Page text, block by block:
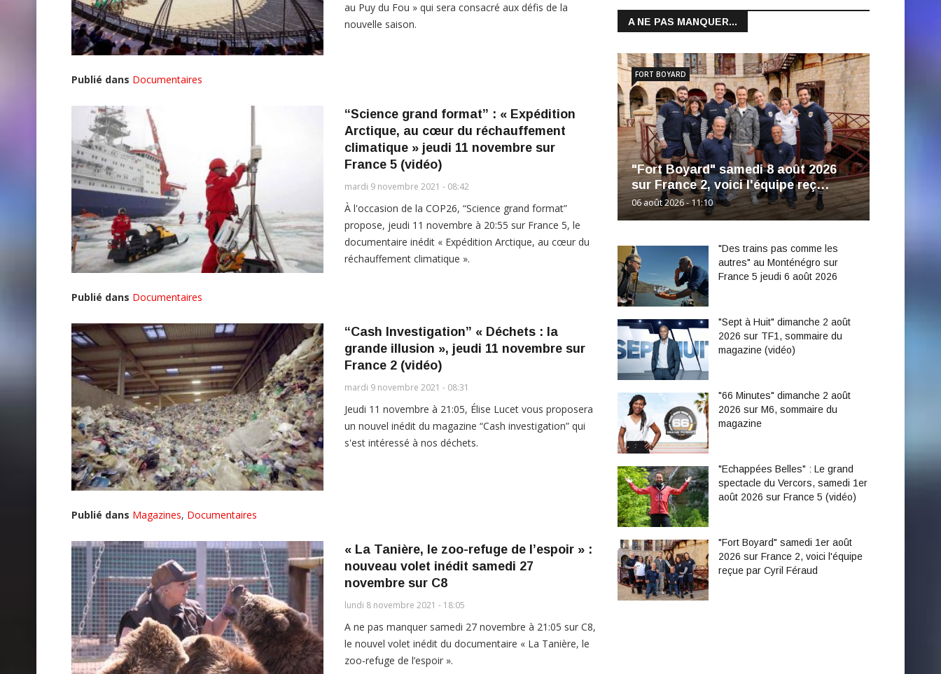
au Puy du Fou » qui sera consacré aux défis de la
nouvelle saison.
Publié dans Documentaires
“Science grand format” : « Expédition
Arctique, au cœur du réchauffement
climatique » jeudi 11 novembre sur
France 5 (vidéo)
mardi 9 novembre 2021 - 08:42
À l'occasion de la COP26, “Science grand format”
propose, jeudi 11 novembre à 20:55 sur France 5, le
documentaire inédit « Expédition Arctique, au cœur du
réchauffement climatique ».
Publié dans Documentaires
“Cash Investigation” « Déchets : la
grande illusion », jeudi 11 novembre sur
France 2 (vidéo)
mardi 9 novembre 2021 - 08:31
Jeudi 11 novembre à 21:05, Élise Lucet vous proposera
un nouvel inédit du magazine “Cash investigation” qui
s'est intéressé à nos déchets.
Publié dans Magazines, Documentaires
« La Tanière, le zoo-refuge de l’espoir » :
nouveau volet inédit samedi 27
novembre sur C8
lundi 8 novembre 2021 - 18:05
A ne pas manquer samedi 27 novembre à 21:05 sur C8,
le nouvel volet inédit du documentaire « La Tanière, le
zoo-refuge de l’espoir ».
A NE PAS MANQUER...
"Fort Boyard" samedi 8 août 2026
sur France 2, voici l'équipe reç…
06 août 2026 - 11:10
FORT BOYARD
"Des trains pas comme les
autres" au Monténégro sur
France 5 jeudi 6 août 2026
"Sept à Huit" dimanche 2 août
2026 sur TF1, sommaire du
magazine (vidéo)
"66 Minutes" dimanche 2 août
2026 sur M6, sommaire du
magazine
"Echappées Belles" : Le grand
spectacle du Vercors, samedi 1er
août 2026 sur France 5 (vidéo)
"Fort Boyard" samedi 1er août
2026 sur France 2, voici l'équipe
reçue par Cyril Féraud